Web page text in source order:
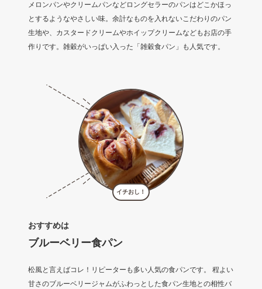
メロンパンやクリームパンなどロングセラーのパンはどこかほっ
とするようなやさしい味。余計なものを入れないこだわりのパン
生地や、カスタードクリームやホイップクリームなどもお店の手
作りです。雑穀がいっぱい入った「雑穀食パン」も人気です。
イチおし！
おすすめは
ブルーベリー食パン
松風と言えばコレ！リピーターも多い人気の食パンです。 程よい
甘さのブルーベリージャムがふわっとした食パン生地との相性バ